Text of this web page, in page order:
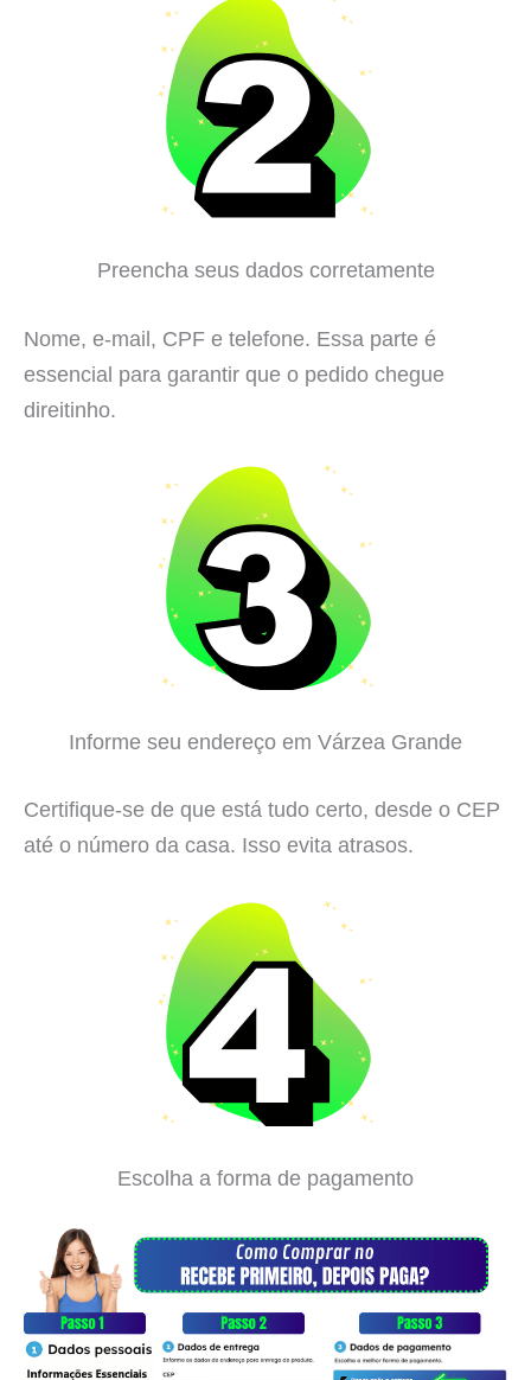
Preencha seus dados corretamente
Nome, e-mail, CPF e telefone. Essa parte é
essencial para garantir que o pedido chegue
direitinho.
Informe seu endereço em Várzea Grande
Certifique-se de que está tudo certo, desde o CEP
até o número da casa. Isso evita atrasos.
Escolha a forma de pagamento